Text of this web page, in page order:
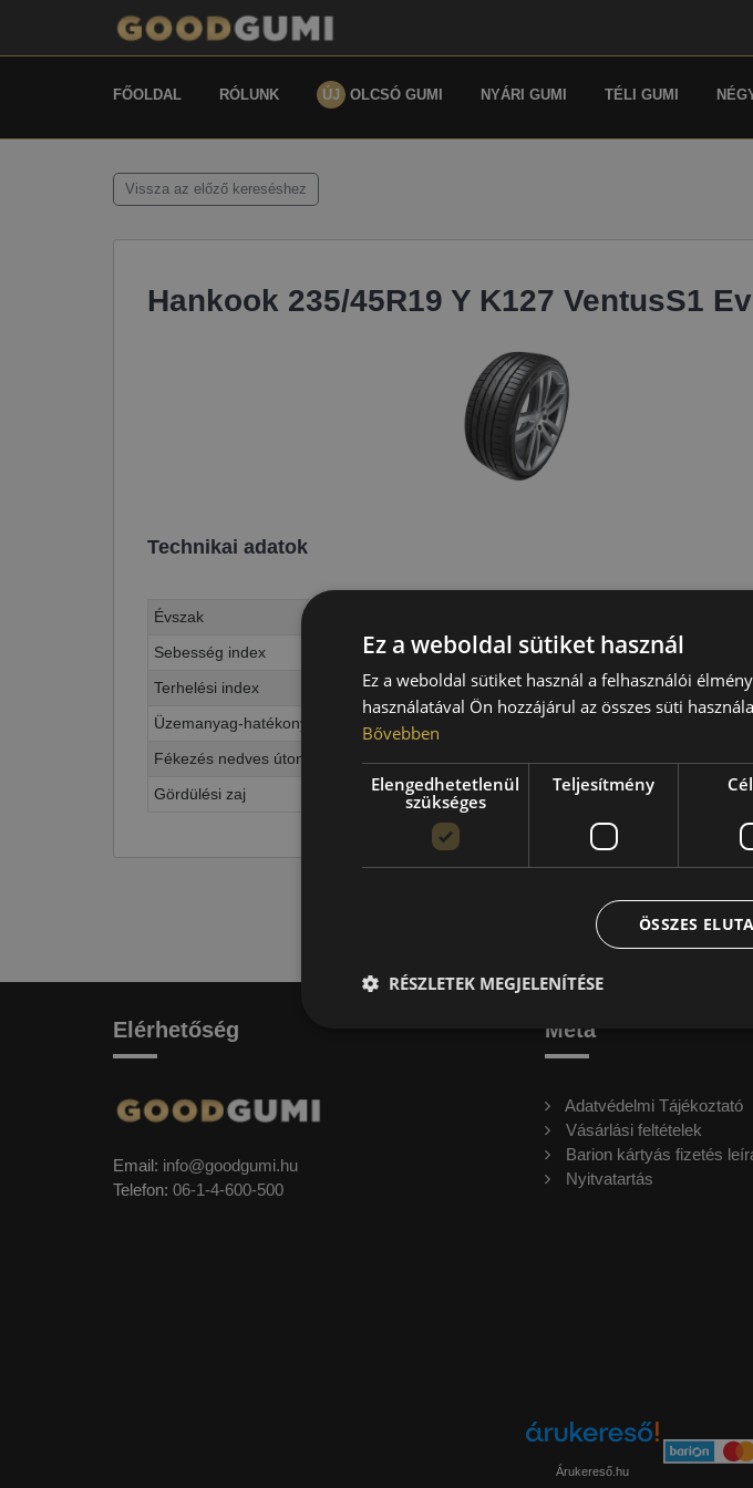
FŐOLDAL RÓLUNK ÚJ OLCSÓ GUMI NYÁRI GUMI TÉLI GUMI
Vissza az előző kereséshez
Hankook 235/45R19 Y K127 VentusS1
Technikai adatok
Évszak
Sebesség index
Y=300 km/h
Terhelési index
99=775kg
Üzemanyag-hatékonyság
C
Fékezés nedves úton
Gördülési zaj
B,72 dB
Elérhetőség
Email: info@goodgumi.hu
Telefon: 06-1-4-600-500
Meta
Adatvédelmi Tájékoztató
Vásárlási feltételek
Barion kártyás fizetés
Nyitvatartás
Árukereső.hu
Ez a weboldal sütiket használ
Ez a weboldal sütiket használ a felhasználói
használatával Ön hozzájárul az összes süti
Bővebben
Elengedhetetlenül
szükséges
Teljesítmény
ÖSSZES
RÉSZLETEK MEGJELENÍTÉSE